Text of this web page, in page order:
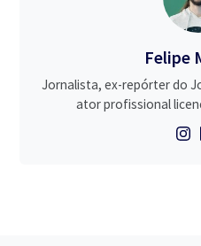
Felipe
Jornalista, ex-repórter do
ator profissional